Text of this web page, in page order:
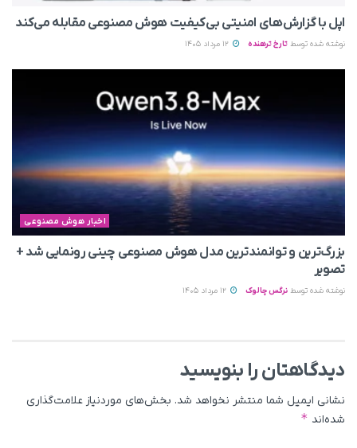
اپل با گزارش‌های امنیتی بی‌کیفیت هوش مصنوعی مقابله می‌کند
نوشته شده توسط تارخ ترهنده
اخبار هوش مصنوعی
بزرگ‌ترین و توانمندترین مدل هوش مصنوعی چینی رونمایی شد +
تصویر
نوشته شده توسط نرگس چالوک
دیدگاهتان را بنویسید
نشانی ایمیل شما منتشر نخواهد شد. بخش‌های موردنیاز علامت‌گذاری
شده‌اند *